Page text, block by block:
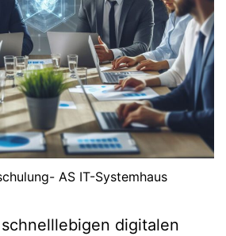
AS IT-Systemhaus
digitalen